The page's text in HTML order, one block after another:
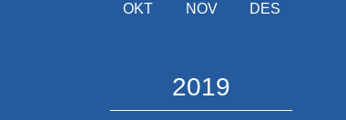
OKT NOV DES
2019